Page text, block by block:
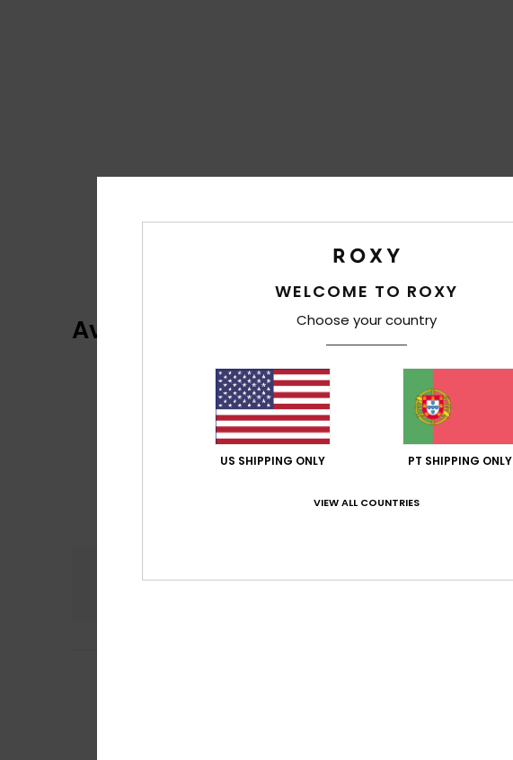
Avaliações dos clientes
5.0
5.0
WELCOME TO ROXY
Choose your country
US SHIPPING ONLY PT SHIPPING ONLY
VIEW ALL COUNTRIES